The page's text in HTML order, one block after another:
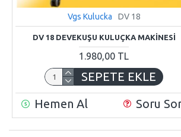
Vgs Kulucka DV 18
DV 18 DEVEKUŞU KULUÇKA MAKİNESİ
1.980,00 TL
SEPETE EKLE
Hemen Al
Soru